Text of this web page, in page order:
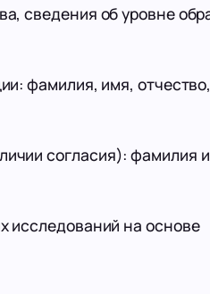
сведения об уровне
фамилия, имя, отчество,
согласия): фамилия
исследований на основе